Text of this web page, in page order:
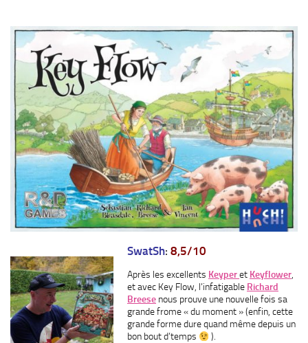
SwatSh: 8,5/10
Après les excellents Keyperet Keyflower,
et avec Key Flow, l’infatigable Richard
Breese nous prouve une nouvelle fois sa
grande frome « du moment » (enfin, cette
grande forme dure quand même depuis un
bon bout d’temps
).